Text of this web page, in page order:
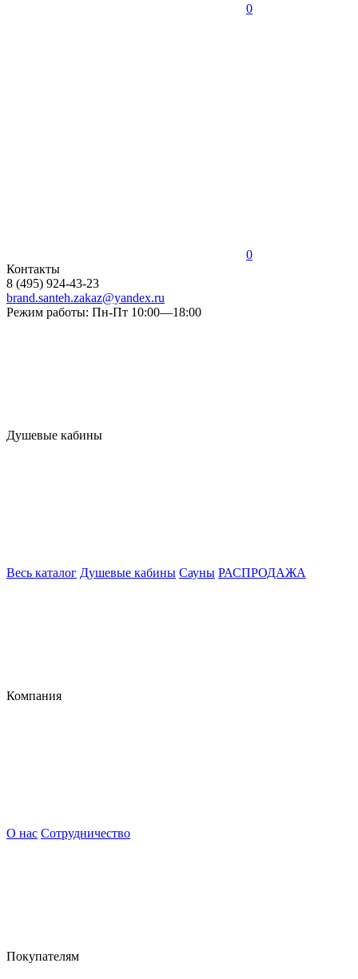
0
0
Контакты
8 (495) 924-43-23
brand.santeh.zakaz@yandex.ru
Режим работы: Пн-Пт 10:00—18:00
Душевые кабины
Весь каталог Душевые кабины Сауны РАСПРОДАЖА
Компания
О нас Сотрудничество
Покупателям